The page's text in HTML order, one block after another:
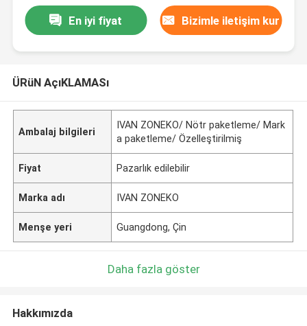
En iyi fiyat Bizimle iletişim kur
ÜRüN AçıKLAMASı
Ambalaj bilgileri
IVAN ZONEKO/ Nötr paketleme/ Mark
a paketleme/ Özelleştirilmiş
Fiyat Pazarlık edilebilir
Marka adı IVAN ZONEKO
Menşe yeri Guangdong, Çin
Daha fazla göster
Hakkımızda